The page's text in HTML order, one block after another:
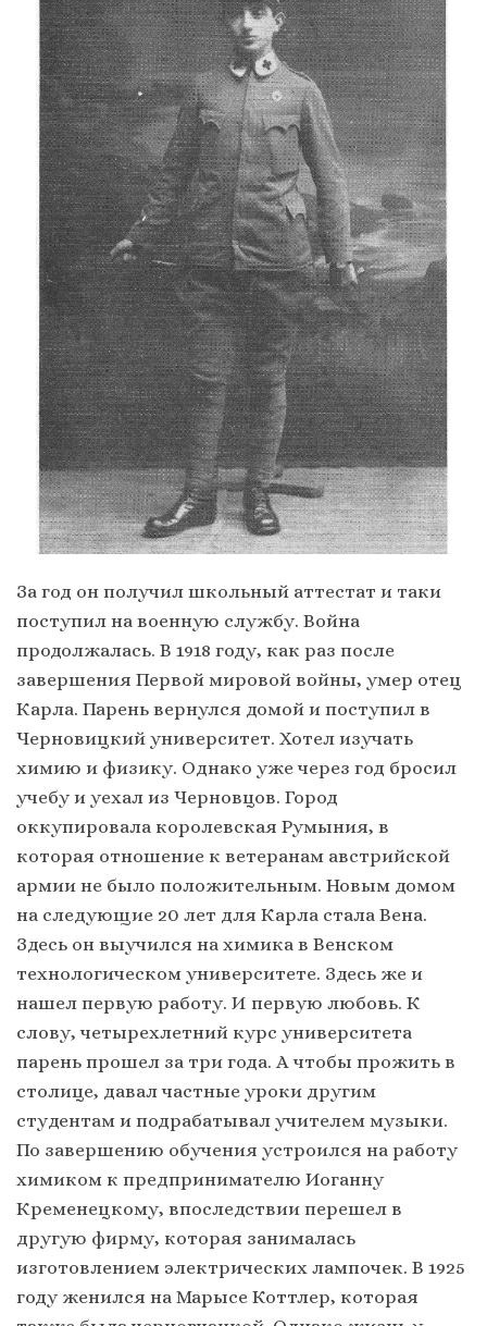
За год он получил школьный аттестат и таки
поступил на военную службу. Война
продолжалась. В 1918 году, как раз после
завершения Первой мировой войны, умер отец
Карла. Парень вернулся домой и поступил в
Черновицкий университет. Хотел изучать
химию и физику. Однако уже через год бросил
учебу и уехал из Черновцов. Город
оккупировала королевская Румыния, в
которая отношение к ветеранам австрийской
армии не было положительным. Новым домом
на следующие 20 лет для Карла стала Вена.
Здесь он выучился на химика в Венском
технологическом университете. Здесь же и
нашел первую работу. И первую любовь. К
слову, четырехлетний курс университета
парень прошел за три года. А чтобы прожить в
столице, давал частные уроки другим
студентам и подрабатывал учителем музыки.
По завершению обучения устроился на работу
химиком к предпринимателю Иоганну
Кременецкому, впоследствии перешел в
другую фирму, которая занималась
изготовлением электрических лампочек. В 1925
году женился на Марысе Коттлер, которая